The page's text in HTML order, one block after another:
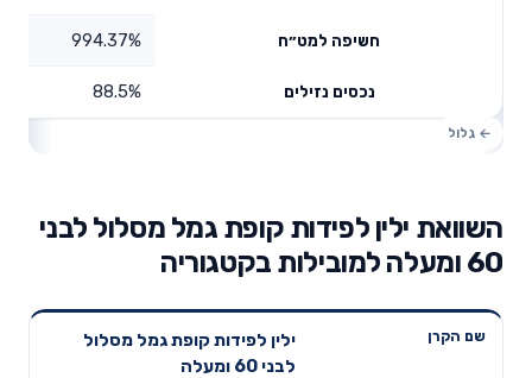
חשיפה למט״ח 994.37%
נכסים נזילים 88.5%
השוואת ילין לפידות קופת גמל מסלול לבני
60 ומעלה למובילות בקטגוריה
שנתית 3
תשואה
דמי ניהול
ילין לפידות קופת גמל מסלול
לבני 60 ומעלה